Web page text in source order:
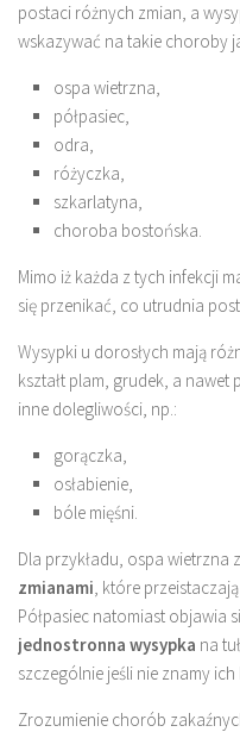
postaci różnych zmian, a
wskazywać na takie choroby
ospa wietrzna,
półpasiec,
odra,
różyczka,
szkarlatyna,
choroba bostońska.
Mimo iż każda z tych infekcji
się przenikać, co utrudnia
Wysypki u dorosłych mają
kształt plam, grudek, a nawet
inne dolegliwości, np.:
gorączka,
osłabienie,
bóle mięśni.
Dla przykładu, ospa wietrzna
zmianami, które
Półpasiec natomiast objawia
jednostronna wysypka na
szczególnie jeśli nie znamy
Zrozumienie chorób